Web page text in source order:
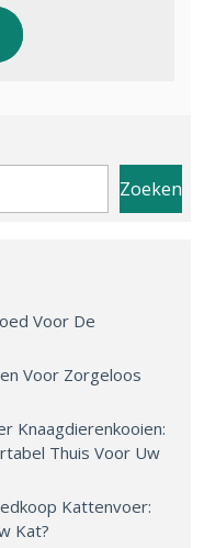
Zoeken
Voor De
Voor Zorgeloos
Knaagdierenkooien:
Thuis Voor Uw
Kattenvoer:
Kat?